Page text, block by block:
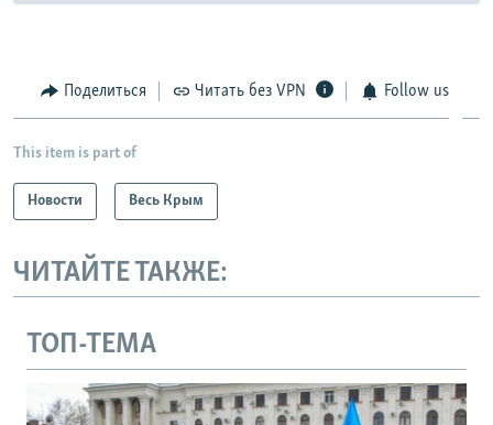
Поделиться Читать без VPN Follow us
This item is part of
Новости Весь Крым
ЧИТАЙТЕ ТАКЖЕ:
ТОП-ТЕМА